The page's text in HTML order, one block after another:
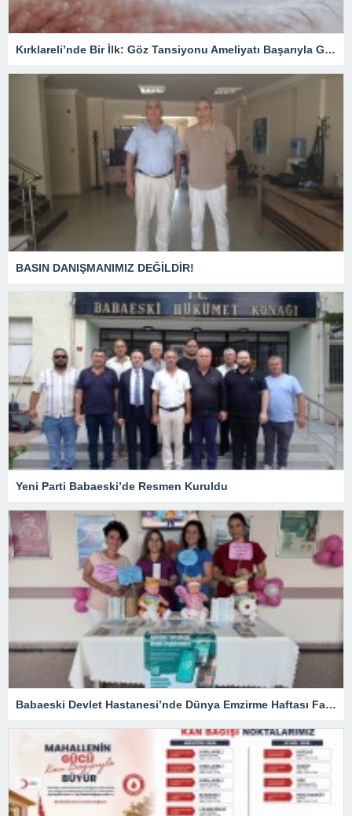
Kırklareli’nde Bir İlk: Göz Tansiyonu Ameliyatı Başarıyla Gerçekleştirildi
BASIN DANIŞMANIMIZ DEĞİLDİR!
Yeni Parti Babaeski’de Resmen Kuruldu
Babaeski Devlet Hastanesi’nde Dünya Emzirme Haftası Farkındalığı